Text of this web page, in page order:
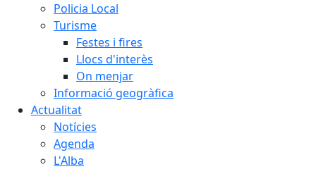
Policia Local
Turisme
Festes i fires
Llocs d'interès
On menjar
Informació geogràfica
Actualitat
Notícies
Agenda
L'Alba